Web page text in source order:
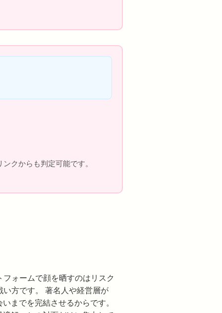
クからも判定可能です。
ォームで顔を晒すのはリスク
方です。 著名人や経営層が
までを完結させるからです。